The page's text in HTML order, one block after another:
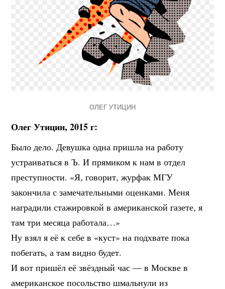
ОЛЕГ УТИЦИН
Олег Утицин, 2015 г:
Было дело. Девушка одна пришла на работу
устраиваться в Ъ. И прямиком к нам в отдел
преступности. «Я, говорит, журфак МГУ
закончила с замечательными оценками. Меня
наградили стажировкой в американской газете, я
там три месяца работала…»
Ну взял я её к себе в «куст» на подхвате пока
побегать, а там видно будет.
И вот пришёл её звёздный час — в Москве в
американское посольство шмальнули из